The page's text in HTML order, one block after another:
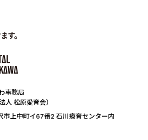
事務局
人 松原愛育会）
市上中町イ67番2 石川療育センター内